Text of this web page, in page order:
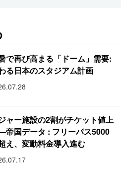
で再び高まる「ドーム」需要:
る日本のスタジアム計画
ャー施設の2割がチケット値上
帝国データ : フリーパス5000
え、変動料金導入進む